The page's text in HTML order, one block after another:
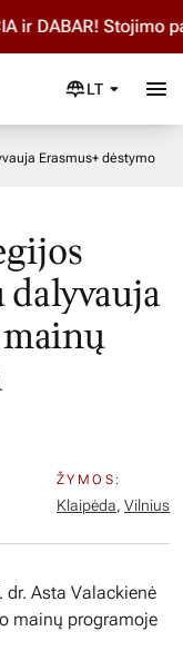
DABAR! Stojimo
LT
Erasmus+ dėstymo
ŽYMOS:
Klaipėda, Vilnius
dr. Asta Valackienė
mainų programoje